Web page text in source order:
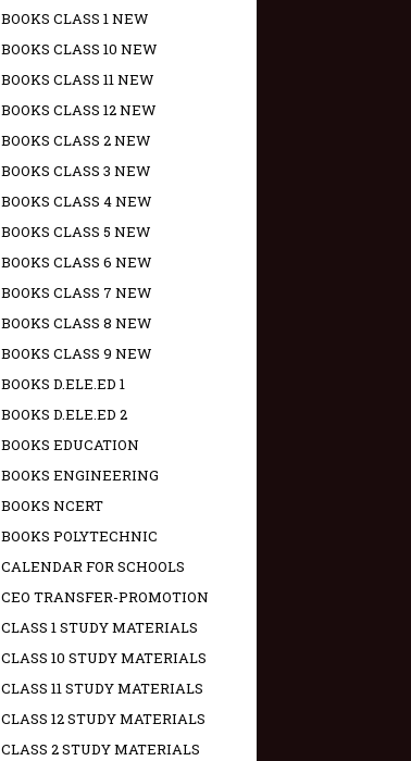
BOOKS CLASS 1 NEW
BOOKS CLASS 10 NEW
BOOKS CLASS 11 NEW
BOOKS CLASS 12 NEW
BOOKS CLASS 2 NEW
BOOKS CLASS 3 NEW
BOOKS CLASS 4 NEW
BOOKS CLASS 5 NEW
BOOKS CLASS 6 NEW
BOOKS CLASS 7 NEW
BOOKS CLASS 8 NEW
BOOKS CLASS 9 NEW
BOOKS D.ELE.ED 1
BOOKS D.ELE.ED 2
BOOKS EDUCATION
BOOKS ENGINEERING
BOOKS NCERT
BOOKS POLYTECHNIC
CALENDAR FOR SCHOOLS
CEO TRANSFER-PROMOTION
CLASS 1 STUDY MATERIALS
CLASS 10 STUDY MATERIALS
CLASS 11 STUDY MATERIALS
CLASS 12 STUDY MATERIALS
CLASS 2 STUDY MATERIALS